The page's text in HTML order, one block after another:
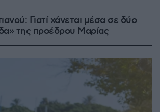
Γιατί χάνεται μέσα σε δύο
της προέδρου Μαρίας